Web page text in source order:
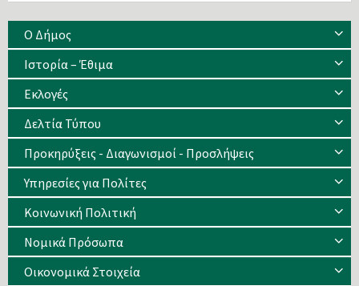
Ο Δήμος
Ιστορία – Έθιμα
Eκλογές
Δελτία Τύπου
Προκηρύξεις - Διαγωνισμοί - Προσλήψεις
Υπηρεσίες για Πολίτες
Κοινωνική Πολιτική
Νομικά Πρόσωπα
Οικονομικά Στοιχεία